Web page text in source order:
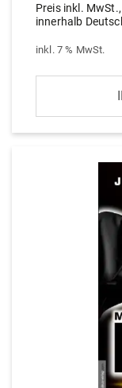
Preis inkl.
innerhalb
inkl. 7 % MwSt.